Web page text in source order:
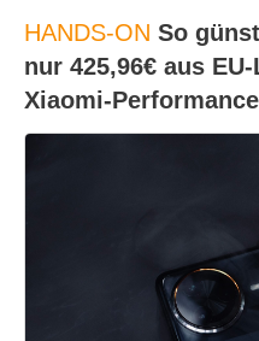
HANDS-ON So
nur 425,96€ aus
Xiaomi-